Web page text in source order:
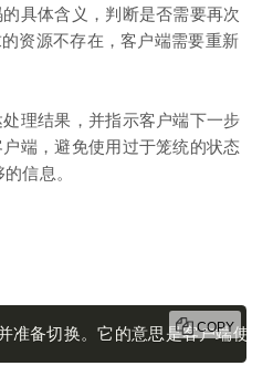
具体含义，判断是否需要再次
资源不存在，客户端需要重新
理结果，并指示客户端下一步
端，避免使用过于笼统的状态
信息。
并准备切换。它的意思是客户
COPY